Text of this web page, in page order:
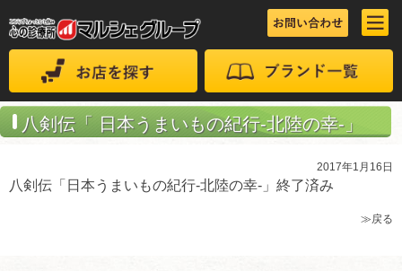
八剣伝「 日本うまいもの紀行-北陸の幸-」
2017年1月16日
八剣伝「日本うまいもの紀行-北陸の幸-」終了済み
≫戻る